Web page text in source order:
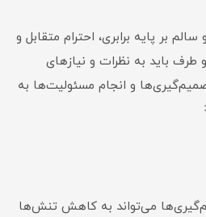
بر پایه برابری، احترام متقابل و
باید به نظرات و نیازهای
و انجام مسئولیت‌ها به
می‌تواند به کاهش تنش‌ها